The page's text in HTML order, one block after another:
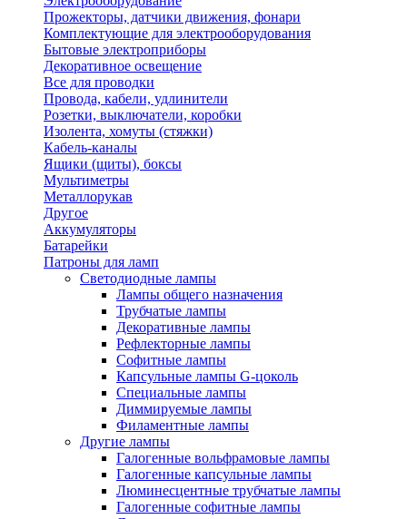
Прожекторы, датчики движения, фонари
Комплектующие для электрооборудования
Бытовые электроприборы
Декоративное освещение
Все для проводки
Провода, кабели, удлинители
Розетки, выключатели, коробки
Изолента, хомуты (стяжки)
Кабель-каналы
Ящики (щиты), боксы
Мультиметры
Металлорукав
Другое
Аккумуляторы
Батарейки
Патроны для ламп
Светодиодные лампы
Лампы общего назначения
Трубчатые лампы
Декоративные лампы
Рефлекторные лампы
Софитные лампы
Капсульные лампы G-цоколь
Специальные лампы
Диммируемые лампы
Филаментные лампы
Другие лампы
Галогенные вольфрамовые лампы
Галогенные капсульные лампы
Люминесцентные трубчатые лампы
Галогенные софитные лампы